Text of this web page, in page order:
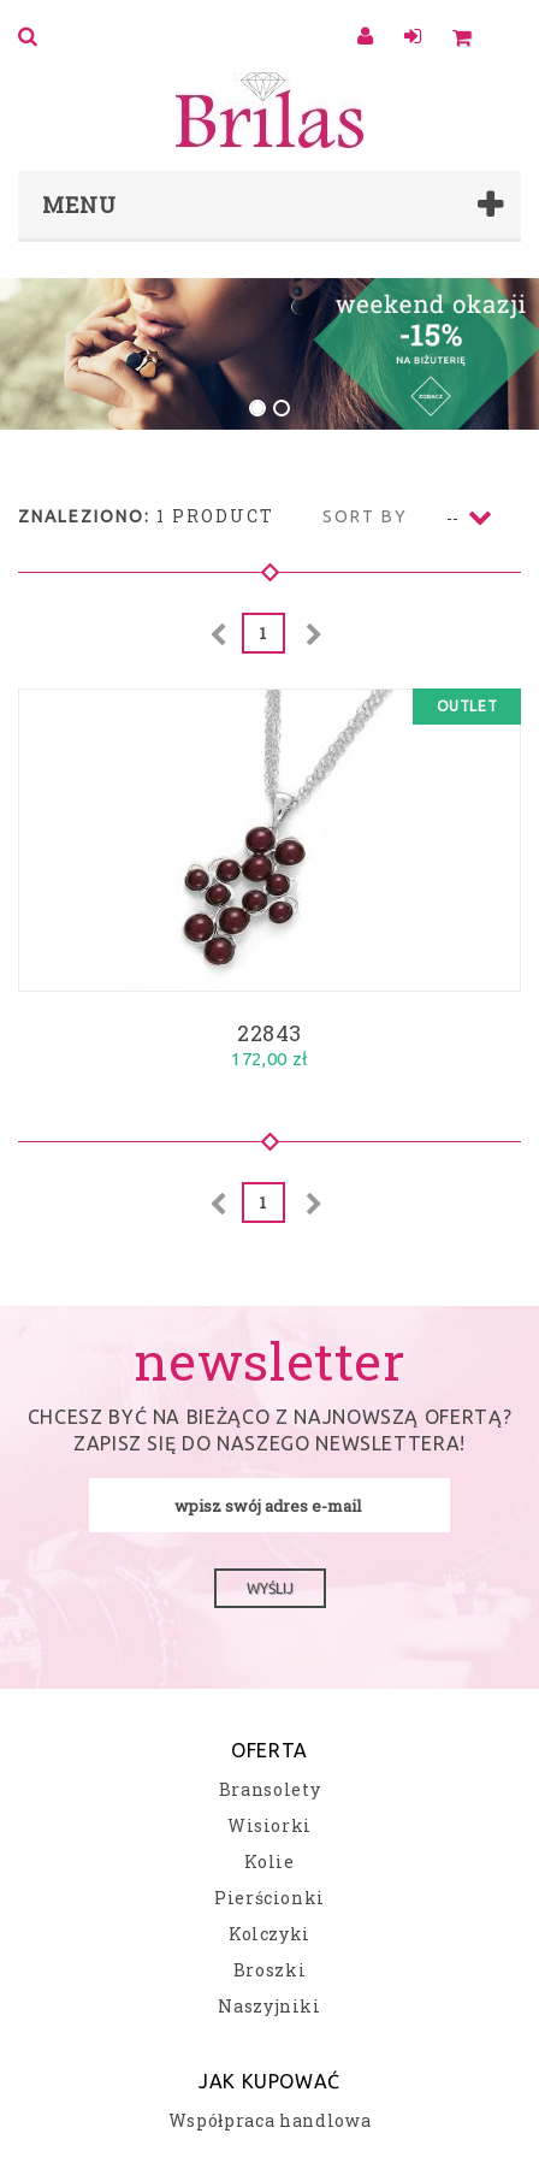
MENU
ZNALEZIONO: 1 PRODUCT SORT BY --
1
OUTLET
22843
172,00 zł
1
newsletter
CHCESZ BYĆ NA BIEŻĄCO Z NAJNOWSZĄ OFERTĄ?
ZAPISZ SIĘ DO NASZEGO NEWSLETTERA!
WYŚLIJ
OFERTA
Bransolety
Wisiorki
Kolie
Pierścionki
Kolczyki
Broszki
Naszyjniki
JAK KUPOWAĆ
Współpraca handlowa